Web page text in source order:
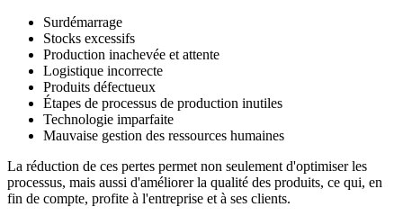
Surdémarrage
Stocks excessifs
Production inachevée et attente
Logistique incorrecte
Produits défectueux
Étapes de processus de production inutiles
Technologie imparfaite
Mauvaise gestion des ressources humaines
La réduction de ces pertes permet non seulement d'optimiser les
processus, mais aussi d'améliorer la qualité des produits, ce qui, en
fin de compte, profite à l'entreprise et à ses clients.